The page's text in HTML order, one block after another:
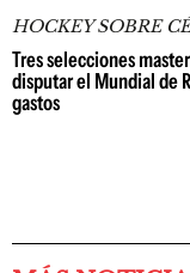
HOCKEY SOBRE
Tres selecciones
disputar el Mundial de
gastos